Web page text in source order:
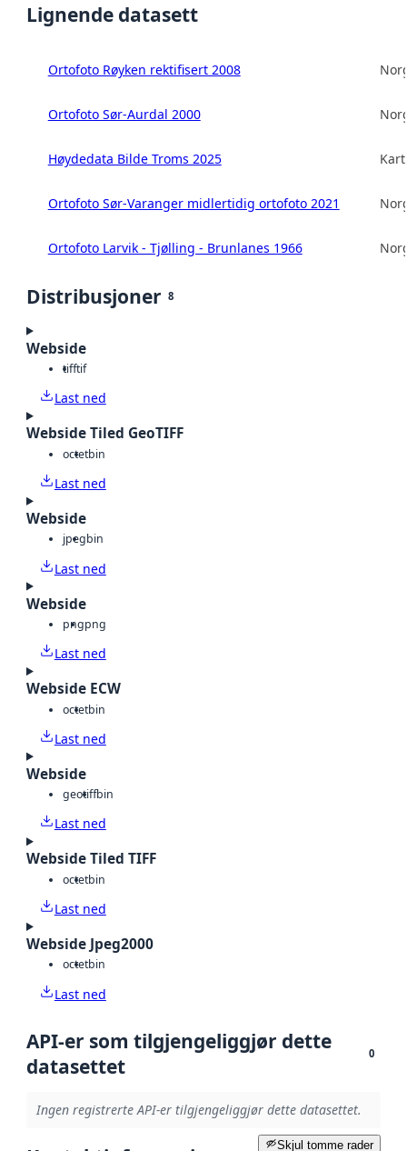
Lignende datasett
Ortofoto Røyken rektifisert 2008
Ortofoto Sør-Aurdal 2000
Høydedata Bilde Troms 2025
Ortofoto Sør-Varanger midlertidig ortofoto 2021
Ortofoto Larvik - Tjølling - Brunlanes 1966
Distribusjoner 8
Webside
tifftif
Last ned
Webside Tiled GeoTIFF
octetbin
Last ned
Webside
jpegbin
Last ned
Webside
pngpng
Last ned
Webside ECW
octetbin
Last ned
Webside
geotiffbin
Last ned
Webside Tiled TIFF
octetbin
Last ned
Webside Jpeg2000
octetbin
Last ned
API-er som tilgjengeliggjør dette
datasettet
0
Ingen registrerte API-er tilgjengeliggjør dette datasettet.
Skjul tomme rader